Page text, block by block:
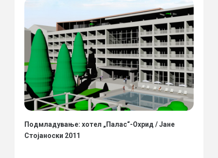
Подмладување: хотел „Палас“-Охрид / Јане
Стојаноски 2011